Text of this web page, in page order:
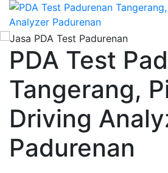
PDA Test
Tangerang,
Driving
Padurenan